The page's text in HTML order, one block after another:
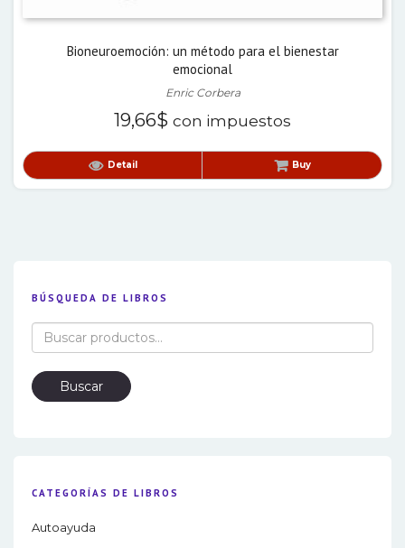
Bioneuroemoción: un método para el bienestar
emocional
Enric Corbera
19,66$ con impuestos
Detail Buy
BÚSQUEDA DE LIBROS
Buscar
por:
Buscar
CATEGORÍAS DE LIBROS
Autoayuda